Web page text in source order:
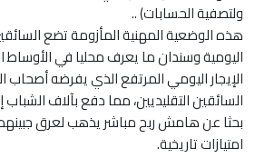
ولتصفية الحسابات) ..
هذه الوضعية المهنية المأزومة تضع
اليومية وسندان ما يعرف محليا في الأوساط
الإيجار اليومي المرتفع الذي يفرضه أصحاب
السائقين التقليديين، مما دفع بآلاف
بحثا عن هامش ربح مباشر يذهب لعرق
امتيازات تاريخية.